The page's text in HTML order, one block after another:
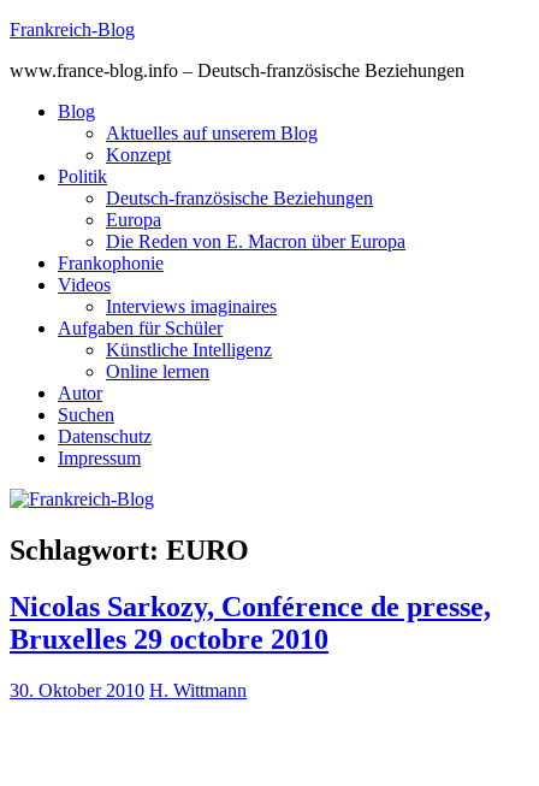
Skip
content
Frankreich-Blog
www.france-blog.info – Deutsch-französische Beziehungen
Blog
Aktuelles auf unserem Blog
Konzept
Politik
Deutsch-französische Beziehungen
Europa
Die Reden von E. Macron über Europa
Frankophonie
Videos
Interviews imaginaires
Aufgaben für Schüler
Künstliche Intelligenz
Online lernen
Autor
Suchen
Datenschutz
Impressum
Schlagwort: EURO
Nicolas Sarkozy, Conférence de presse,
Bruxelles 29 octobre 2010
30. Oktober 2010 H. Wittmann